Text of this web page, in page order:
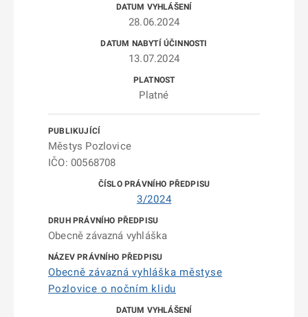
28.06.2024
13.07.2024
Platné
Městys Pozlovice
IČO: 00568708
3/2024
Obecně závazná vyhláška
Obecně závazná vyhláška městyse
Pozlovice o nočním klidu